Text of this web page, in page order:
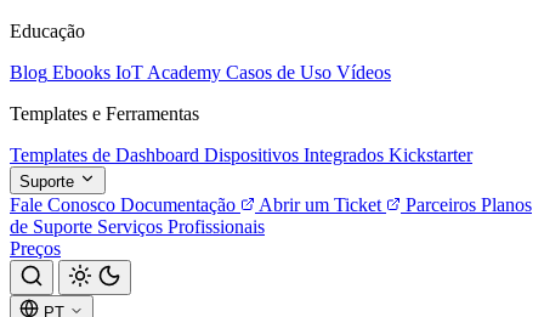
Educação
Blog Ebooks IoT Academy Casos de Uso Vídeos
Templates e Ferramentas
Templates de Dashboard Dispositivos Integrados Kickstarter
Suporte
Fale Conosco Documentação Abrir um Ticket Parceiros Planos
de Suporte Serviços Profissionais
Preços
PT